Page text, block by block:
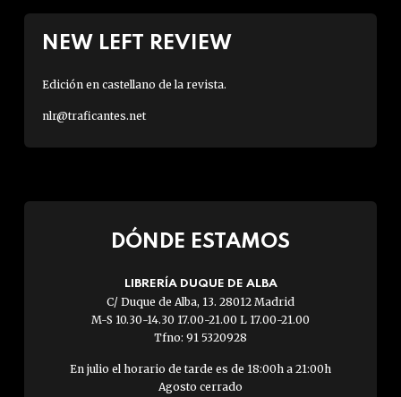
NEW LEFT REVIEW
Edición en castellano de la revista.
nlr@traficantes.net
DÓNDE ESTAMOS
LIBRERÍA DUQUE DE ALBA
C/ Duque de Alba, 13. 28012 Madrid
M-S 10.30-14.30 17.00-21.00 L 17.00-21.00
Tfno: 91 5320928
En julio el horario de tarde es de 18:00h a 21:00h
Agosto cerrado